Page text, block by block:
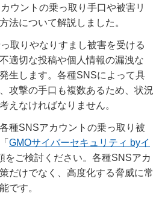
ウントの乗っ取り手口や被害リ
法について解説しました。
取りやなりすまし被害を受ける
適切な投稿や個人情報の漏洩な
生します。各種SNSによって具
攻撃の手口も複数あるため、状況
えなければなりません。
種SNSアカウントの乗っ取り被
GMOサイバーセキュリティ byイ
をご検討ください。各種SNSアカ
だけでなく、高度化する脅威に常
です。